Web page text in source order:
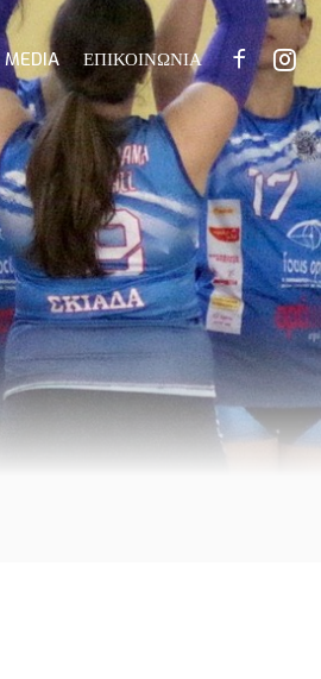
MEDIA ΕΠΙΚΟΙΝΩΝΙΑ